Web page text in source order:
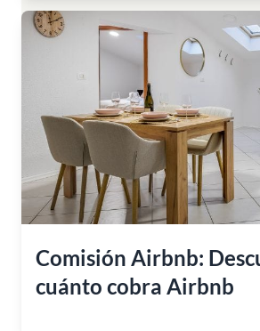
Comisión Airbnb:
cuánto cobra Airbnb